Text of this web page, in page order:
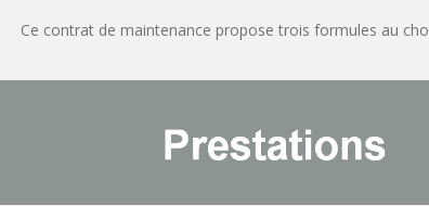
Ce contrat de maintenance propose trois formules au